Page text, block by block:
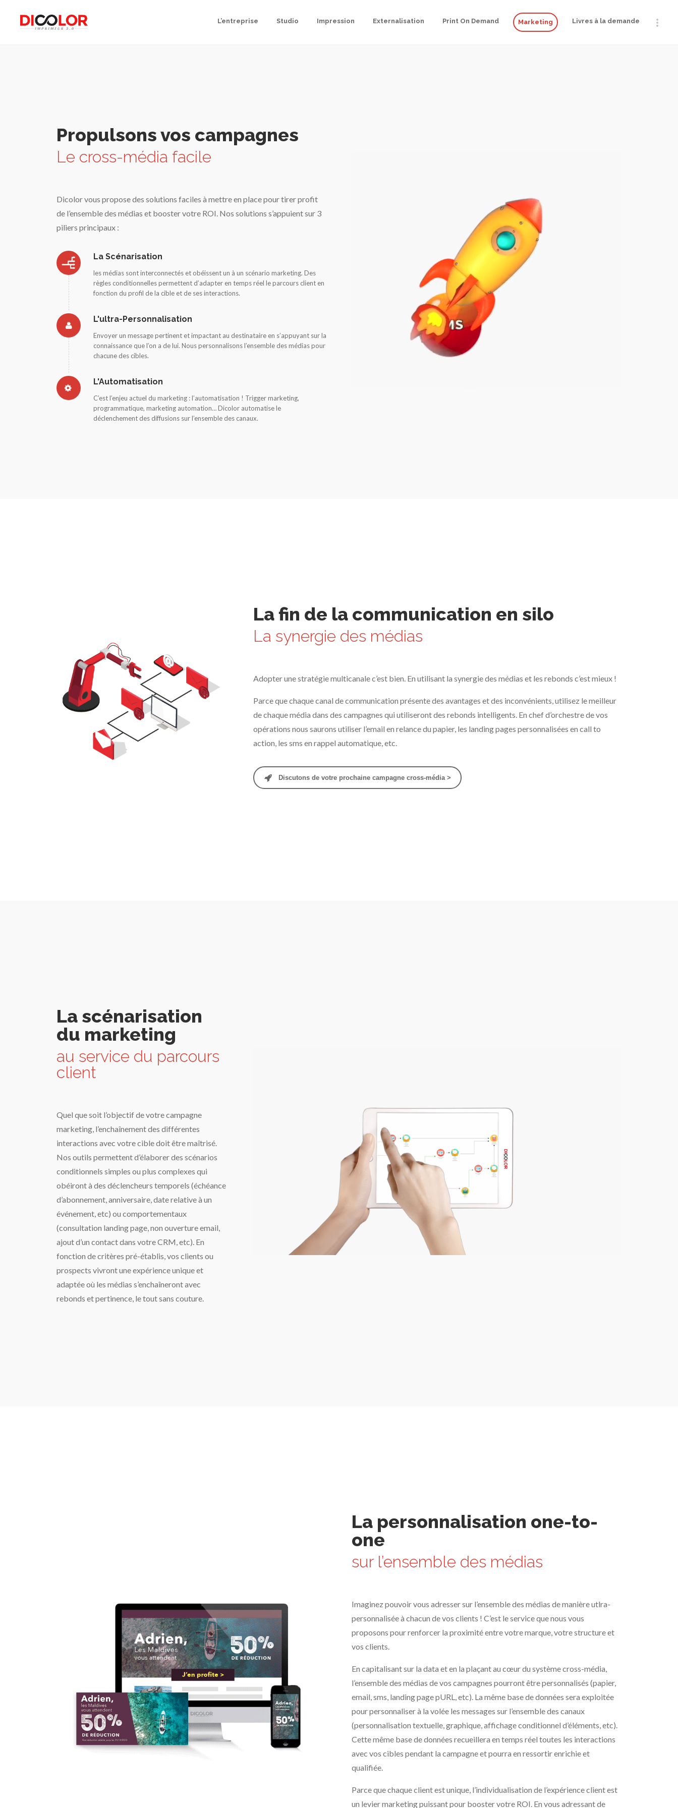
L’entreprise Studio Impression Externalisation Print On Demand Marketing Livres à la demande
Propulsons vos campagnes
Le cross-média facile
Dicolor vous propose des solutions faciles à mettre en place pour tirer profit
de l’ensemble des médias et booster votre ROI. Nos solutions s’appuient sur 3
piliers principaux :
La Scénarisation
les médias sont interconnectés et obéissent un à un scénario marketing. Des
règles conditionnelles permettent d’adapter en temps réel le parcours client en
fonction du profil de la cible et de ses interactions.
L'ultra-Personnalisation
Envoyer un message pertinent et impactant au destinataire en s’appuyant sur la
connaissance que l’on a de lui. Nous personnalisons l’ensemble des médias pour
chacune des cibles.
L'Automatisation
C’est l’enjeu actuel du marketing : l’automatisation ! Trigger marketing,
programmatique, marketing automation… Dicolor automatise le
déclenchement des diffusions sur l’ensemble des canaux.
La fin de la communication en silo
La synergie des médias
Adopter une stratégie multicanale c’est bien. En utilisant la synergie des médias et les rebonds c’est mieux !
Parce que chaque canal de communication présente des avantages et des inconvénients, utilisez le meilleur
de chaque média dans des campagnes qui utiliseront des rebonds intelligents. En chef d’orchestre de vos
opérations nous saurons utiliser l’email en relance du papier, les landing pages personnalisées en call to
action, les sms en rappel automatique, etc.
Discutons de votre prochaine campagne cross-média >
La scénarisation
du marketing
au service du parcours
client
Quel que soit l’objectif de votre campagne
marketing, l’enchaînement des différentes
interactions avec votre cible doit être maîtrisé.
Nos outils permettent d’élaborer des scénarios
conditionnels simples ou plus complexes qui
obéiront à des déclencheurs temporels (échéance
d’abonnement, anniversaire, date relative à un
événement, etc) ou comportementaux
(consultation landing page, non ouverture email,
ajout d’un contact dans votre CRM, etc). En
fonction de critères pré-établis, vos clients ou
prospects vivront une expérience unique et
adaptée où les médias s’enchaîneront avec
rebonds et pertinence, le tout sans couture.
La personnalisation one-to-
one
sur l’ensemble des médias
Imaginez pouvoir vous adresser sur l’ensemble des médias de manière utlra-
personnalisée à chacun de vos clients ! C’est le service que nous vous
proposons pour renforcer la proximité entre votre marque, votre structure et
vos clients.
En capitalisant sur la data et en la plaçant au cœur du système cross-média,
l’ensemble des médias de vos campagnes pourront être personnalisés (papier,
email, sms, landing page pURL, etc). La même base de données sera exploitée
pour personnaliser à la volée les messages sur l’ensemble des canaux
(personnalisation textuelle, graphique, affichage conditionnel d’éléments, etc).
Cette même base de données recueillera en temps réel toutes les interactions
avec vos cibles pendant la campagne et pourra en ressortir enrichie et
qualifiée.
Parce que chaque client est unique, l’individualisation de l’expérience client est
un levier marketing puissant pour booster votre ROI. En vous adressant de